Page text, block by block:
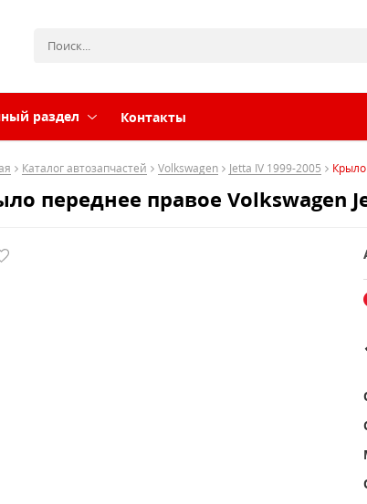
раздел Контакты
Каталог автозапчастей Volkswagen Jetta IV 1999-2005
переднее правое Volkswagen